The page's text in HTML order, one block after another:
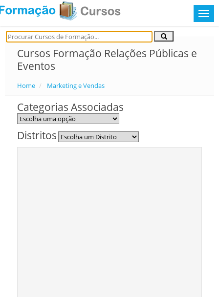
Cursos Formação Relações Públicas e
Eventos
Home Marketing e Vendas
Categorias Associadas
Distritos